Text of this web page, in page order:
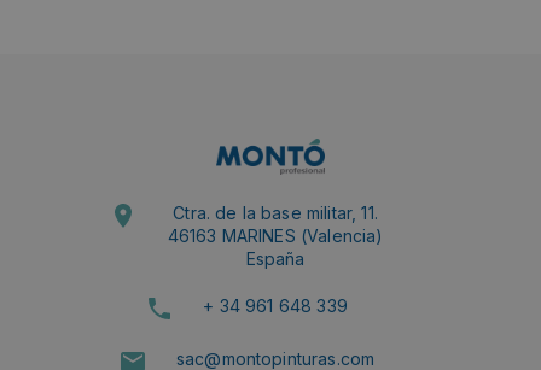
Ctra. de la base militar, 11.
46163 MARINES (Valencia)
España
+ 34 961 648 339
sac@montopinturas.com